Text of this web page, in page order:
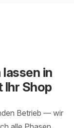
in
Ihr Shop
Betrieb — wir